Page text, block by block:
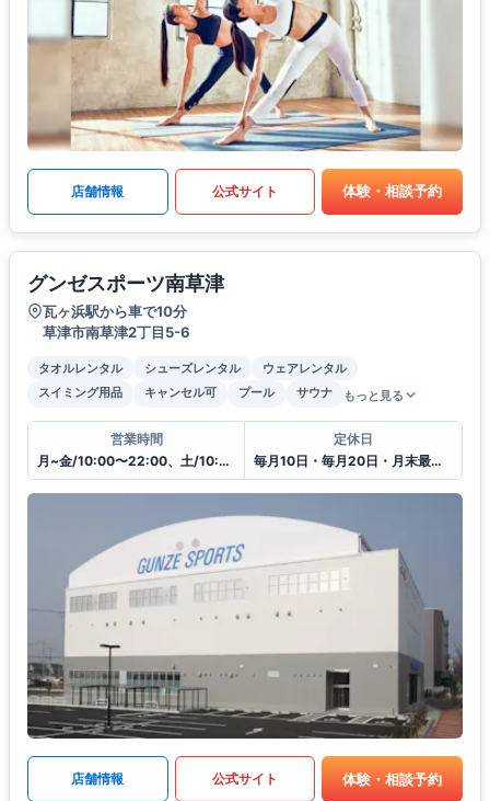
店舗情報 公式サイト 体験・相談予約
グンゼスポーツ南草津
瓦ヶ浜駅から車で10分
草津市南草津2丁目5-6
タオルレンタル シューズレンタル
ウェアレンタル
スイミング用品
キャンセル可 プール サウナ もっと見る
営業時間
月~金/10:00〜22:00、土/10:00〜20:00、日・祝日/10:00〜18:00
定休日
毎月10日・毎月20日・月末最終日
店舗情報 公式サイト 体験・相談予約